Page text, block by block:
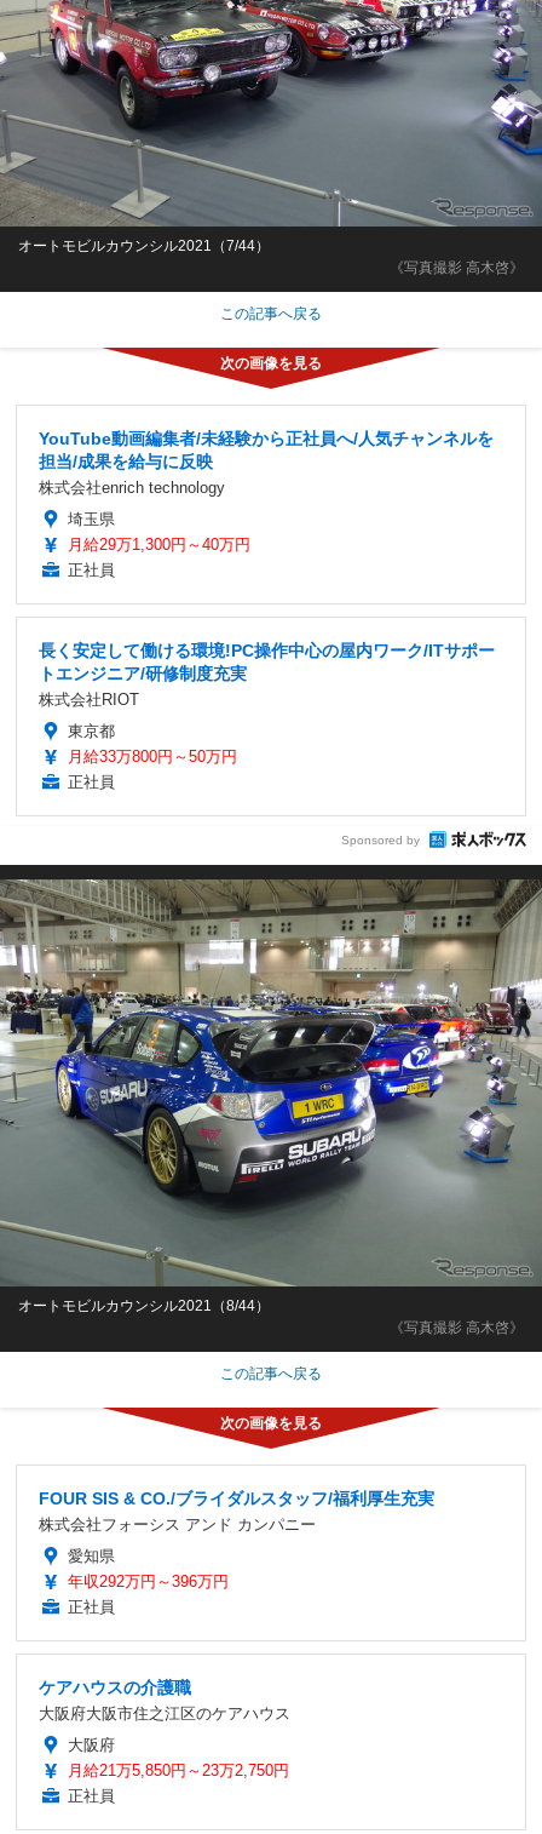
《写真撮影 高木啓》
オートモビルカウンシル2021（7/44）
この記事へ戻る
YouTube動画編集者/未経験から正社員へ/人気チャンネルを
担当/成果を給与に反映
株式会社enrich technology
埼玉県
月給29万1,300円～40万円
正社員
長く安定して働ける環境!PC操作中心の屋内ワーク/ITサポー
トエンジニア/研修制度充実
株式会社RIOT
東京都
月給33万800円～50万円
正社員
Sponsored by
《写真撮影 高木啓》
オートモビルカウンシル2021（8/44）
この記事へ戻る
FOUR SIS & CO./ブライダルスタッフ/福利厚生充実
株式会社フォーシス アンド カンパニー
愛知県
年収292万円～396万円
正社員
ケアハウスの介護職
大阪府大阪市住之江区のケアハウス
大阪府
月給21万5,850円～23万2,750円
正社員